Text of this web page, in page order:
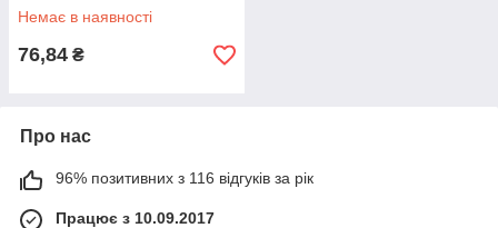
Немає в наявності
76,84 ₴
Про нас
96% позитивних з 116 відгуків за рік
Працює з 10.09.2017